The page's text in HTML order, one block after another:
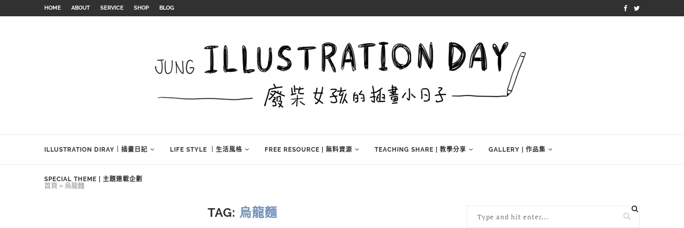
HOME ABOUT SERVICE SHOP BLOG
ILLUSTRATION DIRAY｜插畫日記 LIFE STYLE ｜生活風格 FREE RESOURCE | 無料資源 TEACHING SHARE | 教學分享 GALLERY | 作品集
SPECIAL THEME | 主題連載企劃
首頁 » 烏龍麵
TAG: 烏龍麵